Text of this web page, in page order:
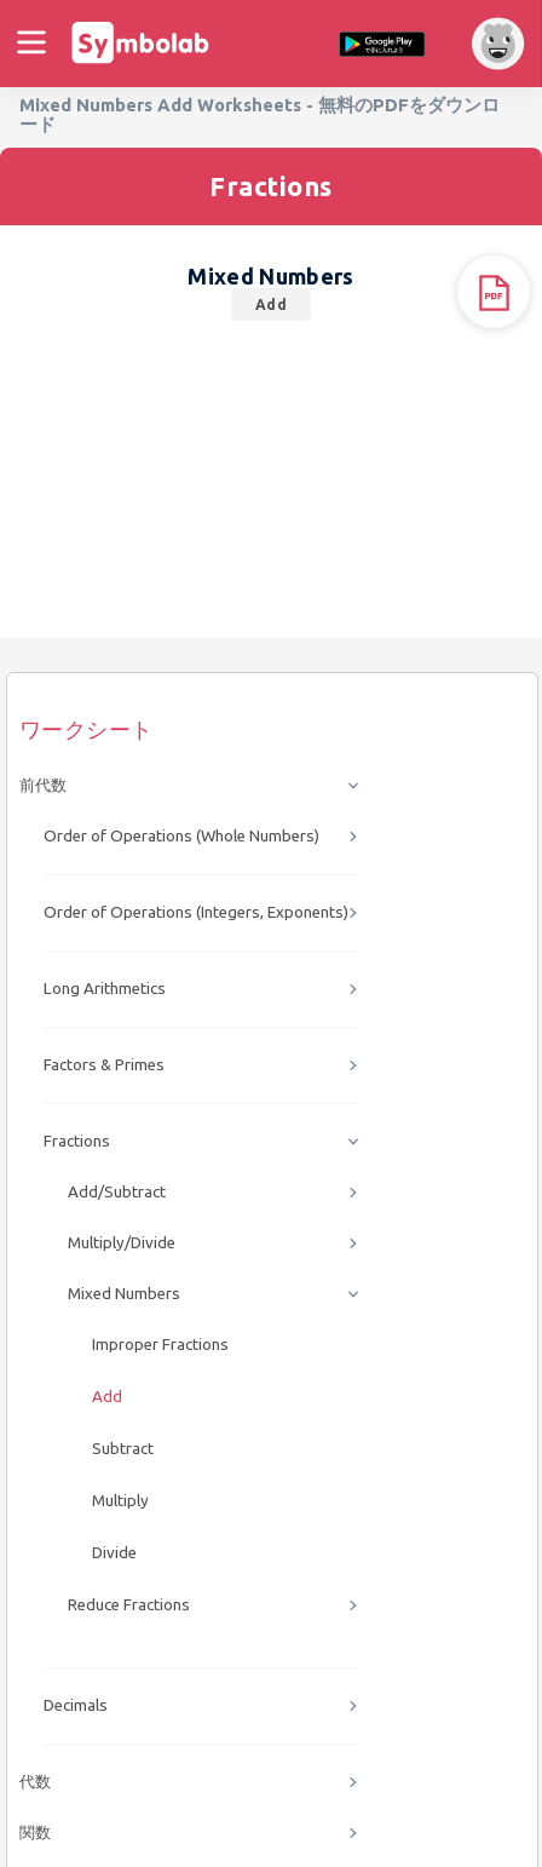
Mixed Numbers Add Worksheets - 無料のPDFをダウンロ
ード
ワークシート
前代数
Order of Operations (Whole Numbers)
Order of Operations (Integers, Exponents)
Long Arithmetics
Factors & Primes
Fractions
Add/Subtract
Multiply/Divide
Mixed Numbers
Improper Fractions
Add
Subtract
Multiply
Divide
Reduce Fractions
Decimals
代数
関数
Fractions
Mixed Numbers
Add